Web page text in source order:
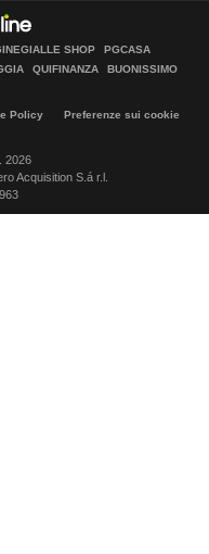
SHOP
PGCASA
QUIFINANZA
BUONISSIMO
Policy
Preferenze sui cookie
2026
Acquisition S.á r.l.